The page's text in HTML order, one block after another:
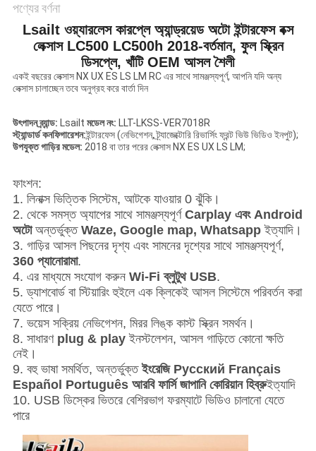
পণ্যের বর্ণনা
Lsailt ওয়্যারলেস কারপ্লে অ্যান্ড্রয়েড অটো ইন্টারফেস বক্স
লেক্সাস LC500 LC500h 2018-বর্তমান, ফুল স্ক্রিন
ডিসপ্লে, খাঁটি OEM আসল শৈলী
একই বছরের লেক্সাস NX UX ES LS LM RC এর সাথে সামঞ্জস্যপূর্ণ, আপনি যদি অন্য
লেক্সাস চালাচ্ছেন তবে অনুগ্রহ করে বার্তা দিন
উৎপাদন ব্র্যান্ড: Lsailt মডেল নং: LLT-LKSS-VER7018R
স্ট্যান্ডার্ড কনফিগারেশন:ইন্টারফেস (নেভিগেশন, ট্র্যাজেক্টোরি রিভার্সিং ফ্রন্ট ভিউ ভিডিও ইনপুট);
উপযুক্ত গাড়ির মডেল: 2018 বা তার পরের লেক্সাস NX ES UX LS LM;
ফাংশন:
1. লিনাক্স ভিত্তিক সিস্টেম, আটকে যাওয়ার 0 ঝুঁকি।
2. থেকে সমস্ত অ্যাপের সাথে সামঞ্জস্যপূর্ণ Carplay এবং Android
অটোঅন্তর্ভুক্তWaze, Google map, Whatsapp ইত্যাদি।
3. গাড়ির আসল পিছনের দৃশ্য এবং সামনের দৃশ্যের সাথে সামঞ্জস্যপূর্ণ,
360 প্যানোরামা.
4. এর মাধ্যমে সংযোগ করুন Wi-Fi ব্লুটুথ USB.
5. ড্যাশবোর্ড বা স্টিয়ারিং হুইলে এক ক্লিকেই আসল সিস্টেমে পরিবর্তন করা
যেতে পারে।
7. ভয়েস সক্রিয় নেভিগেশন, মিরর লিঙ্ক কাস্ট স্ক্রিন সমর্থন।
8. সাধারণ plug & play ইনস্টলেশন, আসল গাড়িতে কোনো ক্ষতি
নেই।
9. বহু ভাষা সমর্থিত, অন্তর্ভুক্ত ইংরেজি Pусский Français
Español Português আরবি ফার্সি জাপানি কোরিয়ান হিব্রুইত্যাদি
10. USB ডিস্কের ভিতরে বেশিরভাগ ফরম্যাটে ভিডিও চালানো যেতে
পারে